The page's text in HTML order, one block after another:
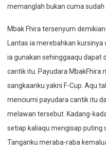
memanglah bukan cuma sudah
Mbak Fhira tersenyum
Lantas ia merebahkan
ia gunakan sehinggaaqu dapat
cantik itu. Payudara MbakFhira
sangkaanku yakni F-Cup. Aqu
menciumi payudara cantik itu
melawan tersebut. Kadang-
setiap kaliaqu mengisap puting
Tanganku meraba-raba